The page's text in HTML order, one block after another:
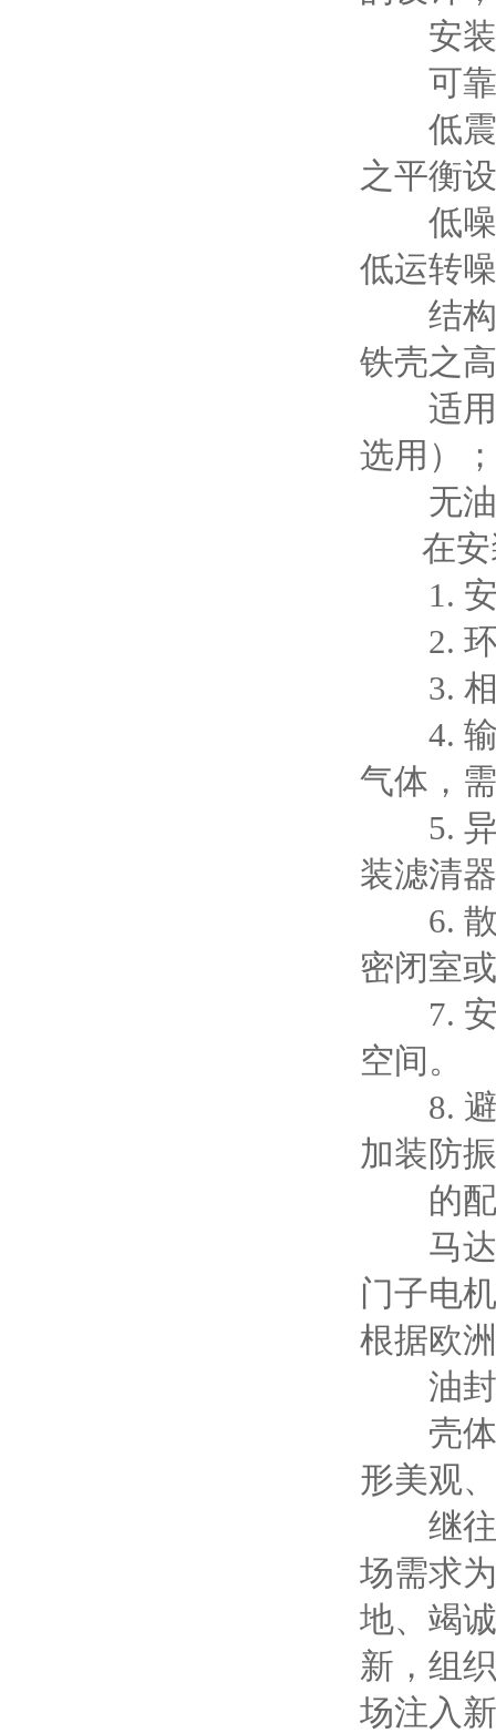
安装
可靠
低震
之平衡
低噪
低运转
结构
铁壳之
适用
选用）；
无油
在
1. 安
2. 环
3. 相
4. 输
气体，
5. 异
装滤清
6. 散
密闭室
7. 安
空间。
8. 避
加装防
的
马达
门子电
根据欧
油封
壳体
形美观
继往
场需求
地、竭
新，组
场注入